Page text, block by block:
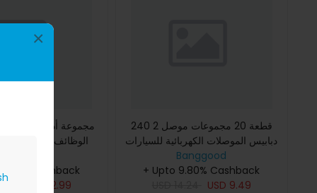
×
مجموعة أدوات مفك
إصلاحات
Cashback
12.99
240 قطعة 20 مجموعات موصل 2
دبابيس الموصلات الكهربائية للسيارات
توصيل سريع 2 دبوس الموصلات اتصال
سلكي مقاوم للماء 2 طريقة
Banggood
+ Upto 9.80% Cashback
USD 9.49